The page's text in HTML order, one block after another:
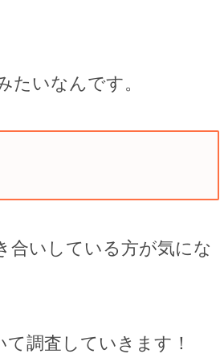
たいなんです。
合いしている方が気にな
調査していきます！